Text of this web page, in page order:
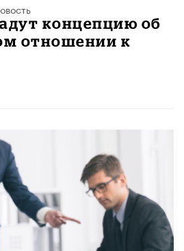
концепцию об
отношении к